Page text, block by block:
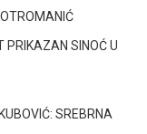
PRIKAZAN SINOĆ U
SREBRNA